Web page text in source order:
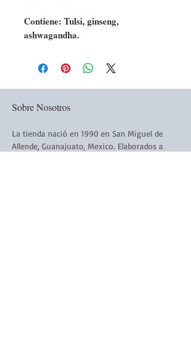
Contiene: Tulsi, ginseng,
ashwagandha.
Sobre Nosotros
La tienda nació en 1990 en San Miguel de
Allende, Guanajuato, Mexico. Elaborados a